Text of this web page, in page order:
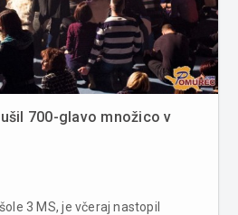
700-glavo množico v
3 MS, je včeraj nastopil